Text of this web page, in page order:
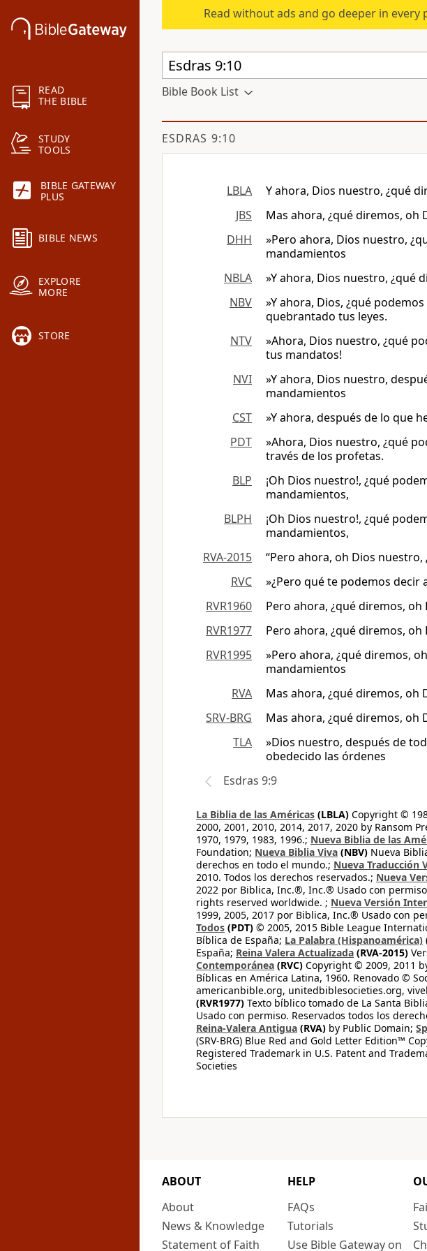
READ
THE BIBLE
STUDY
TOOLS
BIBLE GATEWAY
PLUS
BIBLE NEWS
EXPLORE
MORE
STORE
Read without ads and go deeper in every
Bible Book List
ESDRAS 9:10
LBLA
Y ahora, Dios nuestro, ¿qué
JBS
Mas ahora, ¿qué diremos, oh
DHH
»Pero ahora, Dios nuestro,
mandamientos
NBLA
»Y ahora, Dios nuestro, ¿qué
NBV
»Y ahora, Dios, ¿qué
quebrantado tus leyes.
NTV
»Ahora, Dios nuestro, ¿qué
tus mandatos!
NVI
»Y ahora, Dios nuestro,
mandamientos
CST
»Y ahora, después de lo que
PDT
»Ahora, Dios nuestro, ¿qué
través de los profetas.
BLP
¡Oh Dios nuestro!, ¿qué
mandamientos,
BLPH
¡Oh Dios nuestro!, ¿qué
mandamientos,
RVA-2015
“Pero ahora, oh Dios
RVC
»¿Pero qué te podemos
RVR1960
Pero ahora, ¿qué diremos,
RVR1977
Pero ahora, ¿qué diremos,
RVR1995
»Pero ahora, ¿qué diremos,
mandamientos
RVA
Mas ahora, ¿qué diremos,
SRV-BRG
Mas ahora, ¿qué diremos,
TLA
»Dios nuestro, después de
obedecido las órdenes
Esdras 9:9
La Biblia de las Américas (LBLA) Copyright ©
2000, 2001, 2010, 2014, 2017, 2020 by Ransom
1970, 1979, 1983, 1996.; Nueva Biblia de las
Foundation; Nueva Biblia Viva (NBV) Nueva
derechos en todo el mundo.; Nueva Traducción
2010. Todos los derechos reservados.; Nueva
2022 por Biblica, Inc.®, Inc.® Usado con
rights reserved worldwide. ; Nueva Versión
1999, 2005, 2017 por Biblica, Inc.® Usado con
Todos (PDT) © 2005, 2015 Bible League
Bíblica de España; La Palabra (Hispanoamérica)
España; Reina Valera Actualizada (RVA-2015)
Contemporánea (RVC) Copyright © 2009, 2011
Bíblicas en América Latina, 1960. Renovado ©
americanbible.org, unitedbiblesocieties.org,
(RVR1977) Texto bíblico tomado de La Santa
Usado con permiso. Reservados todos los
Reina-Valera Antigua (RVA) by Public Domain;
(SRV-BRG) Blue Red and Gold Letter Edition™
Registered Trademark in U.S. Patent and
Societies
ABOUT
About
News & Knowledge
Statement of Faith
HELP
FAQs
Tutorials
Use Bible Gateway on